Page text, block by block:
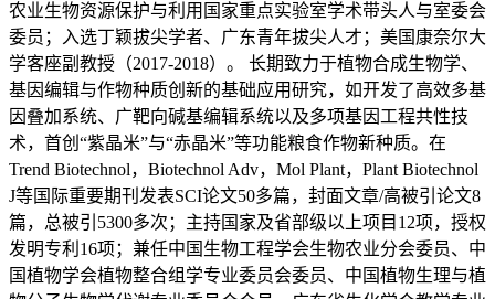
农业生物资源保护与利用国家重点实验室学术带头人与室委会
委员；入选丁颖拔尖学者、广东青年拔尖人才；美国康奈尔大
学客座副教授（2017-2018）。 长期致力于植物合成生物学、
基因编辑与作物种质创新的基础应用研究，如开发了高效多基
因叠加系统、广靶向碱基编辑系统以及多项基因工程共性技
术，首创“紫晶米”与“赤晶米”等功能粮食作物新种质。在
Trend Biotechnol，Biotechnol Adv，Mol Plant，Plant Biotechnol
J等国际重要期刊发表SCI论文50多篇，封面文章/高被引论文8
篇，总被引5300多次；主持国家及省部级以上项目12项，授权
发明专利16项；兼任中国生物工程学会生物农业分会委员、中
国植物学会植物整合组学专业委员会委员、中国植物生理与植